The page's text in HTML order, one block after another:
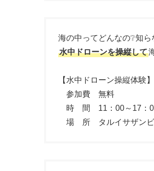
海の中ってどんなの❔知ら
水中ドローンを操縦して
【水中ドローン操縦体験】
参加費 無料
時 間 11：00～17：
場 所 タルイサザンビ